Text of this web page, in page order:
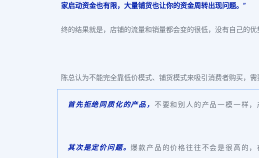
家启动资金也有限，大量铺货也让你的资金周转出现问题。”
终的结果就是，店铺的流量和销量都会变的很低，没有自己的优
陈总认为不能完全靠低价模式、铺货模式来吸引消费者购买，需
首先拒绝同质化的产品， 不要和别人的产品一模一样
其次是定价问题。爆款产品的价格往往不会是很高的